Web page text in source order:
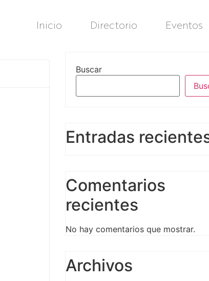
Inicio Directorio Eventos
Buscar
Entradas
Comentarios
recientes
No hay comentarios que mostrar.
Archivos